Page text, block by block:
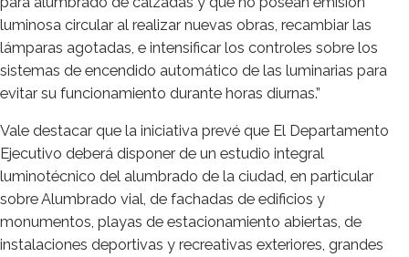
luminosa circular al realizar nuevas obras, recambiar las
lámparas agotadas, e intensificar los controles sobre los
sistemas de encendido automático de las luminarias para
evitar su funcionamiento durante horas diurnas.”
Vale destacar que la iniciativa prevé que El Departamento
Ejecutivo deberá disponer de un estudio integral
luminotécnico del alumbrado de la ciudad, en particular
sobre Alumbrado vial, de fachadas de edificios y
monumentos, playas de estacionamiento abiertas, de
instalaciones deportivas y recreativas exteriores, grandes